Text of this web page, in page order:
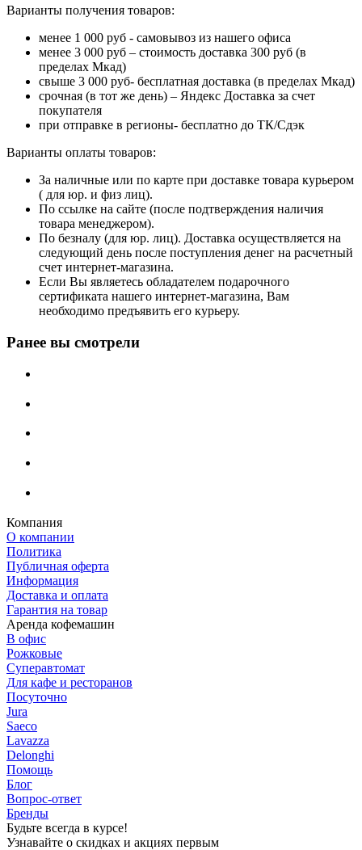
Варианты получения товаров:
менее 1 000 руб - самовывоз из нашего офиса
менее 3 000 руб – стоимость доставка 300 руб (в
пределах Мкад)
свыше 3 000 руб- бесплатная доставка (в пределах Мкад)
срочная (в тот же день) – Яндекс Доставка за счет
покупателя
при отправке в регионы- бесплатно до ТК/Сдэк
Варианты оплаты товаров:
За наличные или по карте при доставке товара курьером
( для юр. и физ лиц).
По ссылке на сайте (после подтверждения наличия
товара менеджером).
По безналу (для юр. лиц). Доставка осуществляется на
следующий день после поступления денег на расчетный
счет интернет-магазина.
Если Вы являетесь обладателем подарочного
сертификата нашего интернет-магазина, Вам
необходимо предъявить его курьеру.
Ранее вы смотрели
Компания
О компании
Политика
Публичная оферта
Информация
Доставка и оплата
Гарантия на товар
Аренда кофемашин
В офис
Рожковые
Суперавтомат
Для кафе и ресторанов
Посуточно
Jura
Saeco
Lavazza
Delonghi
Помощь
Блог
Вопрос-ответ
Бренды
Будьте всегда в курсе!
Узнавайте о скидках и акциях первым